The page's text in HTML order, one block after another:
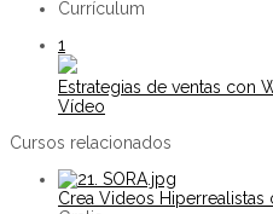
Currículum
1
Estrategias de ventas con
Vídeo
Cursos relacionados
Crea Videos Hiperrealistas